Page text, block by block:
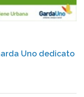
Uno dedicato